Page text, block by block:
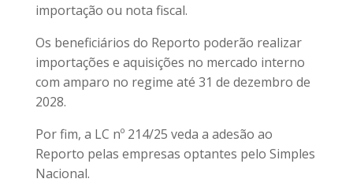
importação ou nota fiscal.
Os beneficiários do Reporto poderão realizar
importações e aquisições no mercado interno
com amparo no regime até 31 de dezembro de
2028.
Por fim, a LC nº 214/25 veda a adesão ao
Reporto pelas empresas optantes pelo Simples
Nacional.